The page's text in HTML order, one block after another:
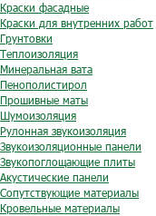
Краски фасадные
Краски для внутренних работ
Грунтовки
Теплоизоляция
Минеральная вата
Пенополистирол
Прошивные маты
Шумоизоляция
Рулонная звукоизоляция
Звукоизоляционные панели
Звукопоглощающие плиты
Акустические панели
Сопутствующие материалы
Кровельные материалы